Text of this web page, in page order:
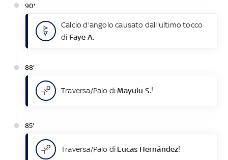
90'
Calcio d'angolo causato dall'ultimo tocco
di Faye A.
88'
Traversa/Palo diMayulu S.!
85'
Traversa/Palo di Lucas Hernández!